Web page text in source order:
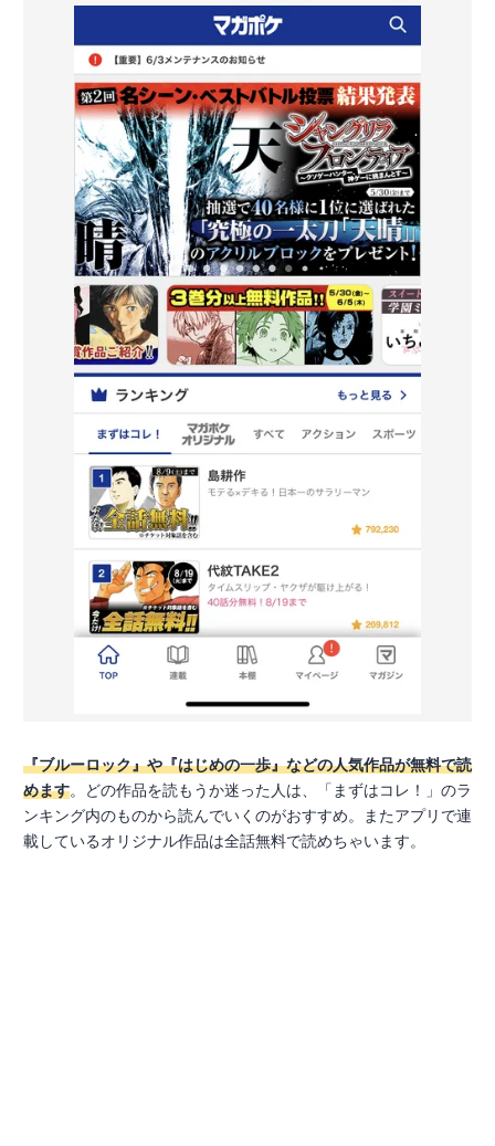
『ブルーロック』や『はじめの一歩』などの人気作品が無料で読
めます。どの作品を読もうか迷った人は、「まずはコレ！」のラ
ンキング内のものから読んでいくのがおすすめ。またアプリで連
載しているオリジナル作品は全話無料で読めちゃいます。